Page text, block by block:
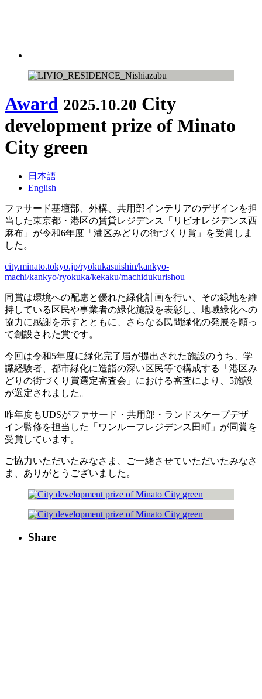
Award 2025.10.20 City
development prize of Minato
City green
日本語
English
ファサード基壇部、外構、共用部インテリアのデザインを担
当した東京都・港区の賃貸レジデンス「リビオレジデンス西
麻布」が令和6年度「港区みどりの街づくり賞」を受賞しま
した。
city.minato.tokyo.jp/ryokukasuishin/kankyo-
machi/kankyo/ryokuka/kekaku/machidukurishou
同賞は環境への配慮と優れた緑化計画を行い、その緑地を維
持している区民や事業者の緑化施設を表彰し、地域緑化への
協力に感謝を示すとともに、さらなる民間緑化の発展を願っ
て創設された賞です。
今回は令和5年度に緑化完了届が提出された施設のうち、学
識経験者、都市緑化に造詣の深い区民等で構成する「港区み
どりの街づくり賞選定審査会」における審査により、5施設
が選定されました。
昨年度もUDSがファサード・共用部・ランドスケープデザ
イン監修を担当した「ワンルーフレジデンス田町」が同賞を
受賞しています。
ご協力いただいたみなさま、ご一緒させていただいたみなさ
ま、ありがとうございました。
Share